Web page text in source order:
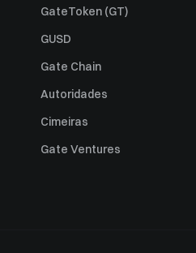
GateToken (GT)
GUSD
Gate Chain
Autoridades
Cimeiras
Gate Ventures